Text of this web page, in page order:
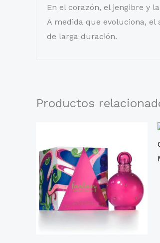
En el corazón, el jengibre y
A medida que evoluciona,
de larga duración.
Productos